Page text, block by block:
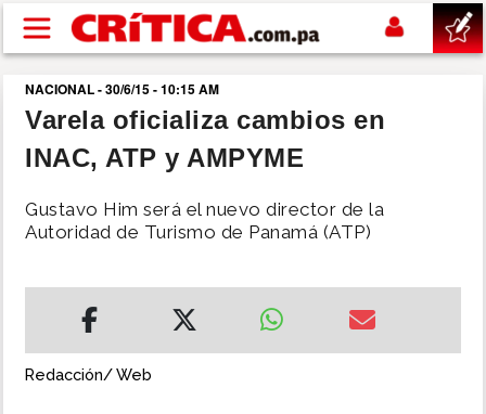
Pasar al contenido principal
buscar
SUCESOS
NACIONAL
NACIONAL - 30/6/15 - 10:15 AM
Varela oficializa cambios en
INAC, ATP y AMPYME
Gustavo Him será el nuevo director de la
Autoridad de Turismo de Panamá (ATP)
Redacción/ Web